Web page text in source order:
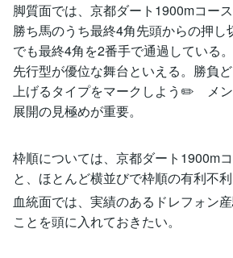
脚質面では、京都ダート1900mコース
勝ち馬のうち最終4角先頭からの押し
でも最終4角を2番手で通過している
先行型が優位な舞台といえる。勝負
上げるタイプをマークしよう✏️ メン
展開の見極めが重要。
枠順については、京都ダート1900m
と、ほとんど横並びで枠順の有利不利
血統面では、実績のあるドレフォン
ことを頭に入れておきたい。